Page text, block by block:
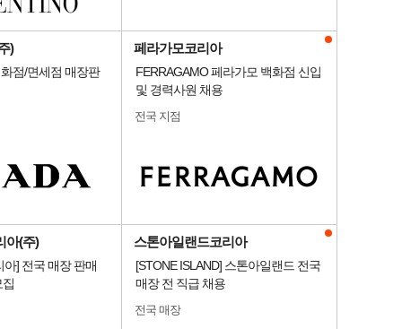
)
점/면세점 매장판
페라가모코리아
FERRAGAMO 페라가모 백화점 신입
및 경력사원 채용
전국 지점
아(주)
] 전국 매장 판매
스톤아일랜드코리아
[STONE ISLAND] 스톤아일랜드 전국
매장 전 직급 채용
전국 매장